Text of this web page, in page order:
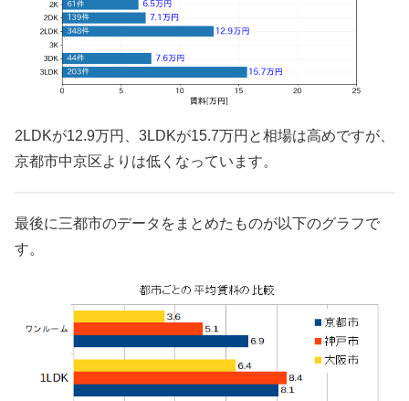
2LDKが12.9万円、3LDKが15.7万円と相場は高めですが、
京都市中京区よりは低くなっています。
最後に三都市のデータをまとめたものが以下のグラフで
す。